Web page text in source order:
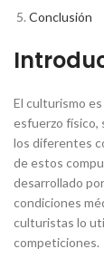
Conclusión
El culturismo
esfuerzo físico,
los diferentes
de estos
desarrollado
condiciones
culturistas lo
competiciones.